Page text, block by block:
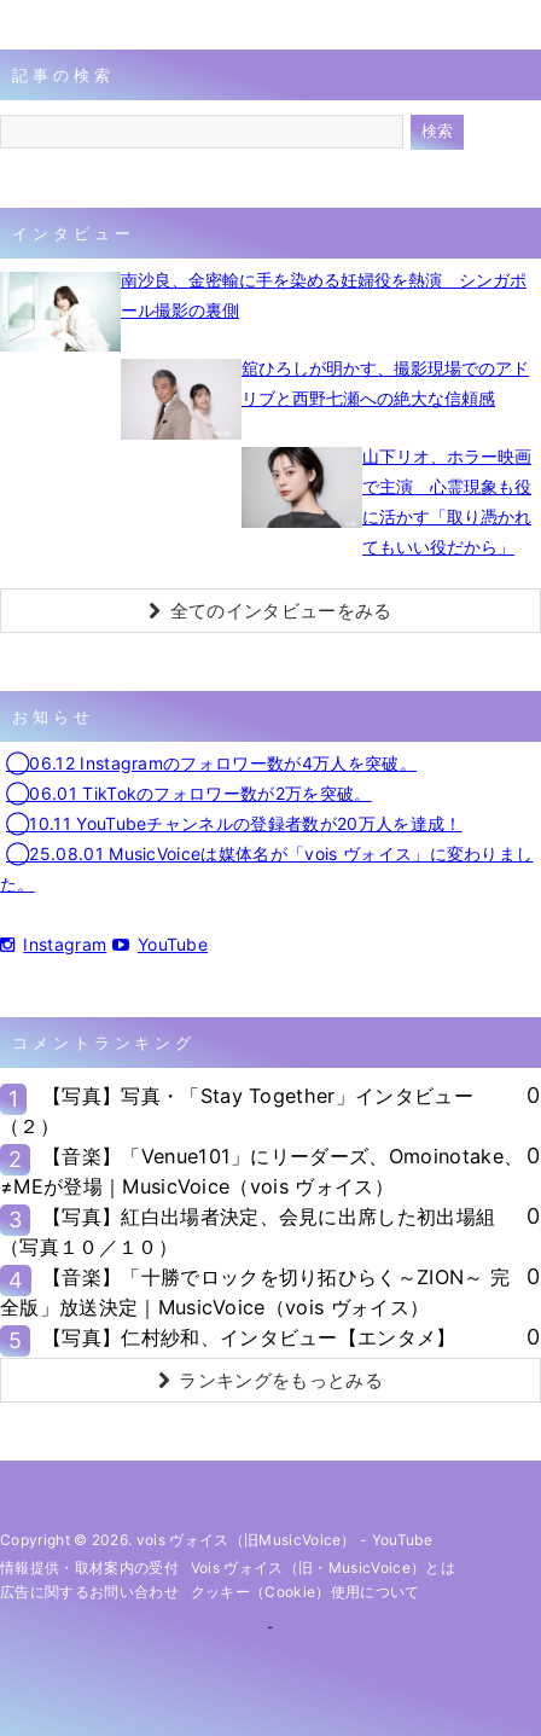
記事の検索
インタビュー
南沙良、金密輸に手を染める妊婦役を熱演 シンガポ
ール撮影の裏側
舘ひろしが明かす、撮影現場でのアド
リブと西野七瀬への絶大な信頼感
山下リオ、ホラー映画
で主演 心霊現象も役
に活かす「取り憑かれ
てもいい役だから」
全てのインタビューをみる
お知らせ
◯06.12 Instagramのフォロワー数が4万人を突破。
◯06.01 TikTokのフォロワー数が2万を突破。
◯10.11 YouTubeチャンネルの登録者数が20万人を達成！
◯25.08.01 MusicVoiceは媒体名が「vois ヴォイス」に変わりまし
た。
Instagram YouTube
コメントランキング
1
【写真】写真・「Stay Together」インタビュー
（２）
0
2
【音楽】「Venue101」にリーダーズ、Omoinotake、
≠MEが登場｜MusicVoice（vois ヴォイス）
0
3
【写真】紅白出場者決定、会見に出席した初出場組
（写真１０／１０）
0
4
【音楽】「十勝でロックを切り拓ひらく～ZION～ 完
全版」放送決定｜MusicVoice（vois ヴォイス）
0
5 【写真】仁村紗和、インタビュー【エンタメ】 0
ランキングをもっとみる
Copyright © 2026. vois ヴォイス（旧MusicVoice） - YouTube
情報提供・取材案内の受付
Vois ヴォイス（旧・MusicVoice）とは
広告に関するお問い合わせ
クッキー（cookie）使用について
-